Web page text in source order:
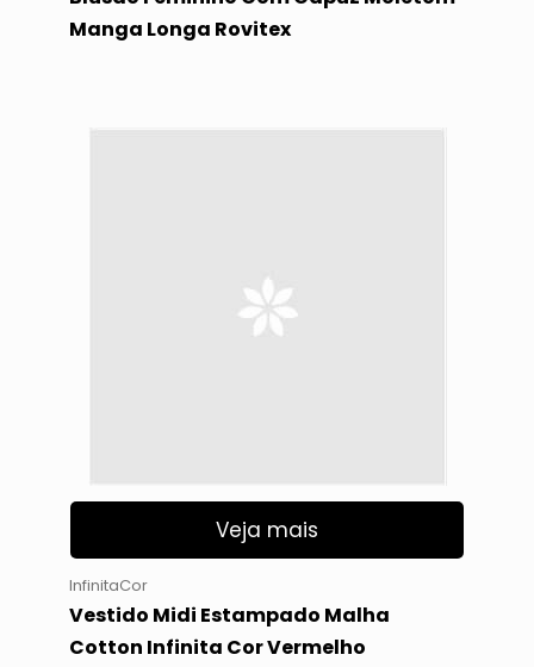
Manga Longa Rovitex
Veja mais
InfinitaCor
Vestido Midi Estampado Malha
Cotton Infinita Cor Vermelho